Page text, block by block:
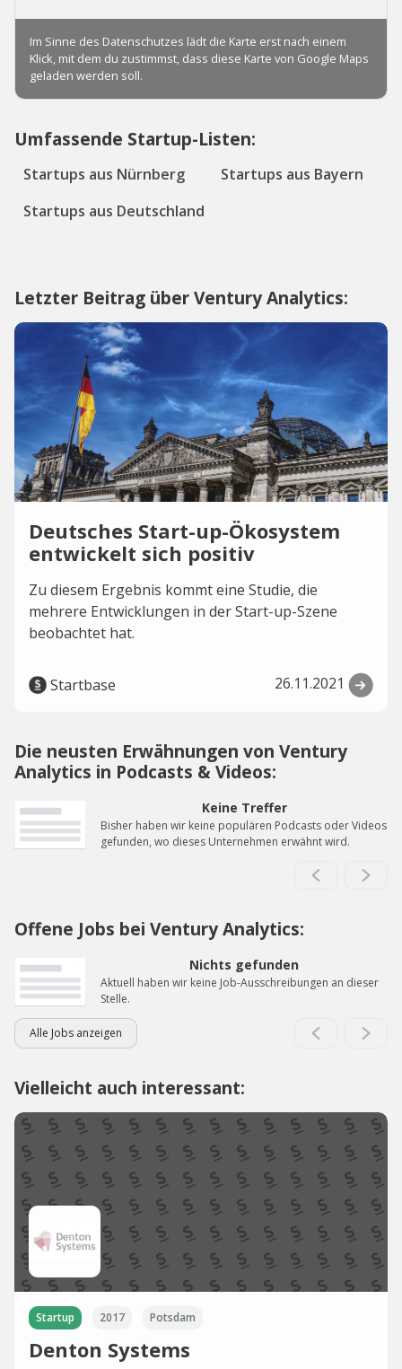
Umfassende Startup-Listen:
Startups aus Nürnberg
Startups aus Bayern
Startups aus Deutschland
Letzter Beitrag über Ventury Analytics:
​​Deutsches Start-up-Ökosystem
entwickelt sich positiv
Zu diesem Ergebnis kommt eine Studie, die
mehrere Entwicklungen in der Start-up-Szene
beobachtet hat.
Startbase 26.11.2021
Die neusten Erwähnungen von Ventury
Analytics in Podcasts & Videos:
Keine Treffer
Bisher haben wir keine populären Podcasts oder Videos
gefunden, wo dieses Unternehmen erwähnt wird.
Offene Jobs bei Ventury Analytics:
Nichts gefunden
Aktuell haben wir keine Job-Ausschreibungen an dieser
Stelle.
Alle Jobs anzeigen
Vielleicht auch interessant:
Startup 2017 Potsdam
Denton Systems